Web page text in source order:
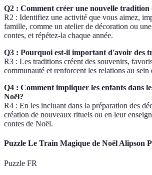
Q2 : Comment créer une nouvelle tradition
R2 : Identifiez une activité que vous aimez,
famille, comme un atelier de décoration ou
contes, et répétez-la chaque année.
Q3 : Pourquoi est-il important d'avoir des
R3 : Les traditions créent des souvenirs,
communauté et renforcent les relations au sein
Q4 : Comment impliquer les enfants dans
Noël?
R4 : En les incluant dans la préparation des
création de nouveaux rituels ou en leur
contes de Noël.
Puzzle Le Train Magique de Noël Alipson
Puzzle FR